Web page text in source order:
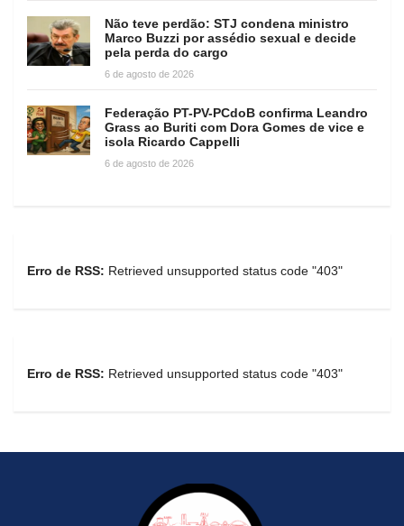
Não teve perdão: STJ condena ministro
Marco Buzzi por assédio sexual e decide
pela perda do cargo
6 de agosto de 2026
Federação PT-PV-PCdoB confirma Leandro
Grass ao Buriti com Dora Gomes de vice e
isola Ricardo Cappelli
6 de agosto de 2026
Erro de RSS: Retrieved unsupported status code "403"
Erro de RSS: Retrieved unsupported status code "403"